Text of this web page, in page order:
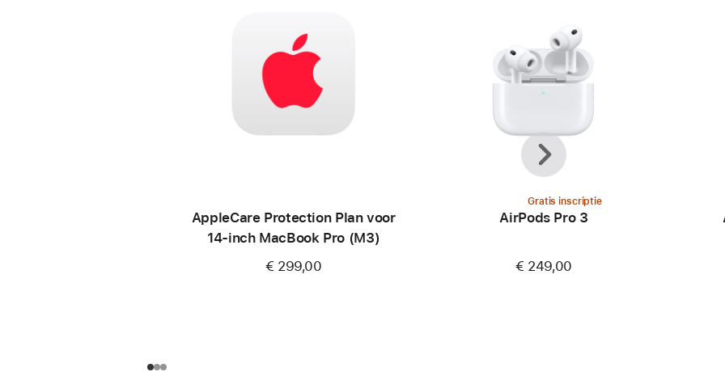
AppleCare Protection Plan voor
14‑inch MacBook Pro (M3)
€ 299,00
Gratis inscriptie
AirPods Pro 3
€ 249,00
Vorige
Volgende